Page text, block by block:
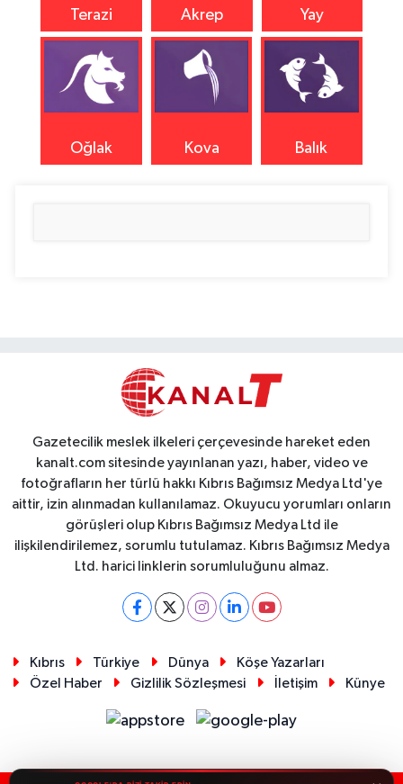
Terazi Akrep Yay
Oğlak Kova Balık
Gazetecilik meslek ilkeleri çerçevesinde hareket eden
kanalt.com sitesinde yayınlanan yazı, haber, video ve
fotoğrafların her türlü hakkı Kıbrıs Bağımsız Medya Ltd'ye
aittir, izin alınmadan kullanılamaz. Okuyucu yorumları onların
görüşleri olup Kıbrıs Bağımsız Medya Ltd ile
ilişkilendirilemez, sorumlu tutulamaz. Kıbrıs Bağımsız Medya
Ltd. harici linklerin sorumluluğunu almaz.
Kıbrıs Türkiye Dünya
Köşe Yazarları
Özel Haber
Gizlilik Sözleşmesi İletişim Künye